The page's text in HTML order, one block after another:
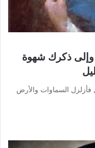
ذكرك شهوة
فأزلزل السماوات والأرض